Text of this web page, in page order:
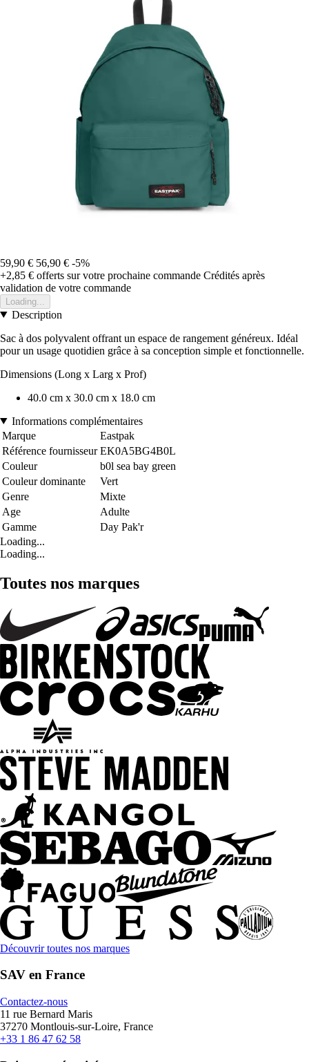
59,90 € 56,90 € -5%
+2,85 € offerts sur votre prochaine commande Crédités après
validation de votre commande
Loading...
Description
Sac à dos polyvalent offrant un espace de rangement généreux. Idéal
pour un usage quotidien grâce à sa conception simple et fonctionnelle.
Dimensions (Long x Larg x Prof)
40.0 cm x 30.0 cm x 18.0 cm
Informations complémentaires
Marque
Eastpak
Référence fournisseur EK0A5BG4B0L
Couleur
b0l sea bay green
Couleur dominante
Vert
Genre
Mixte
Age
Adulte
Gamme
Day Pak'r
Loading...
Loading...
Toutes nos marques
Découvrir toutes nos marques
SAV en France
Contactez-nous
11 rue Bernard Maris
37270 Montlouis-sur-Loire, France
+33 1 86 47 62 58